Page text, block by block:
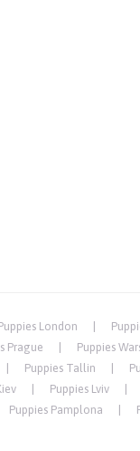
London
Prague
Puppies
Puppies Tallin
Puppies Lviv
Puppies Pamplona